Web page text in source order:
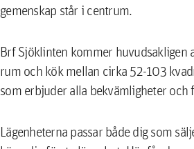
gemenskap står i centrum.
Brf Sjöklinten kommer huvudsakligen
rum och kök mellan cirka 52-103
som erbjuder alla bekvämligheter och
Lägenheterna passar både dig som